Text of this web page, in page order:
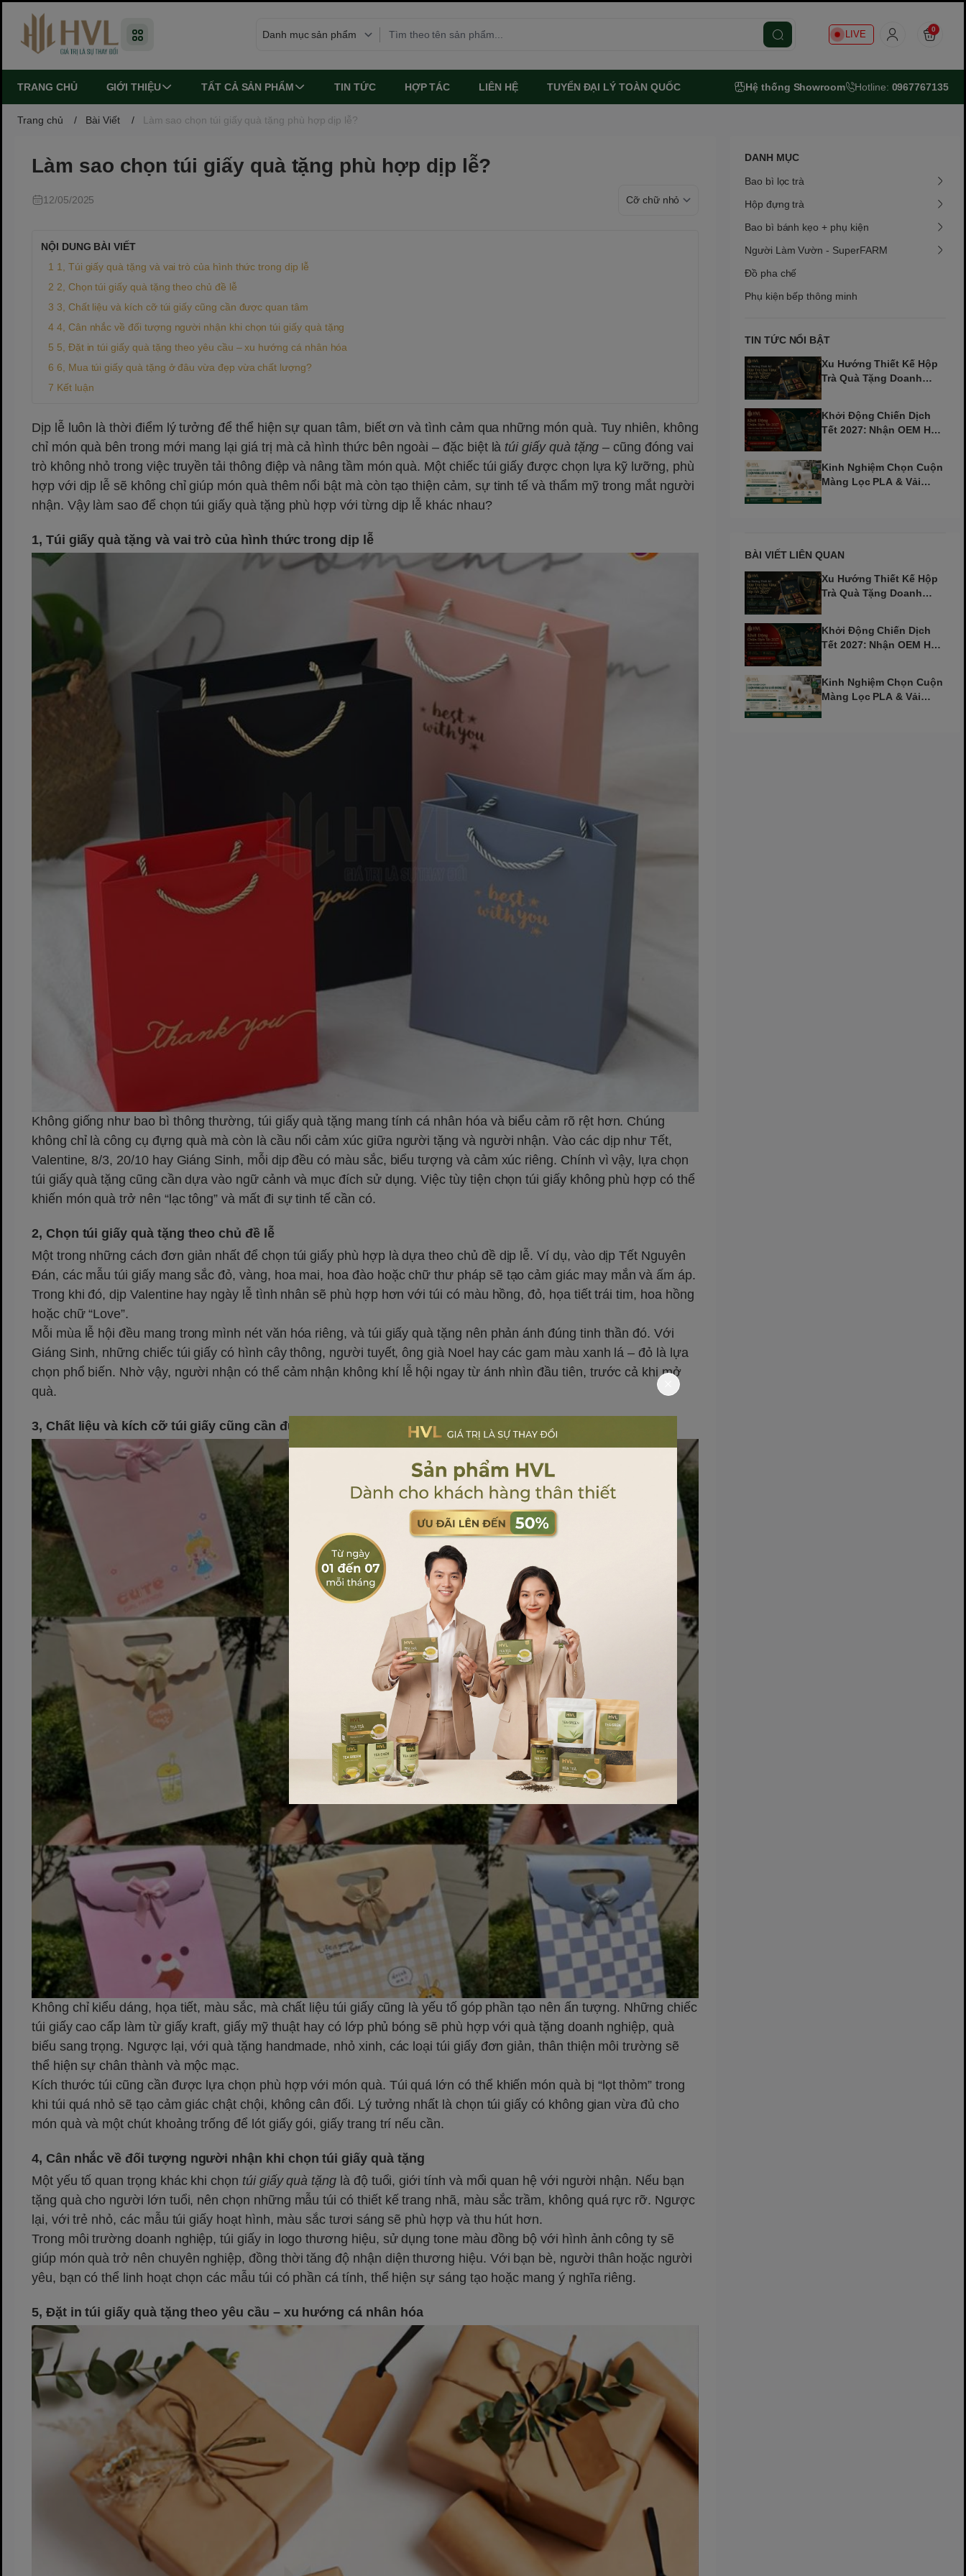
LIVE 0
TRANG CHỦ GIỚI THIỆU TẤT CẢ SẢN PHẨM TIN TỨC HỢP TÁC LIÊN HỆ TUYỂN ĐẠI LÝ TOÀN QUỐC Hệ thống Showroom Hotline: 0967767135
Trang chủ / Bài Viết / Làm sao chọn túi giấy quà tặng phù hợp dịp lễ?
Làm sao chọn túi giấy quà tặng phù hợp dịp lễ?
12/05/2025
NỘI DUNG BÀI VIẾT
1, Túi giấy quà tặng và vai trò của hình thức trong dịp lễ
2, Chọn túi giấy quà tặng theo chủ đề lễ
3, Chất liệu và kích cỡ túi giấy cũng cần được quan tâm
4, Cân nhắc về đối tượng người nhận khi chọn túi giấy quà tặng
5, Đặt in túi giấy quà tặng theo yêu cầu – xu hướng cá nhân hóa
6, Mua túi giấy quà tặng ở đâu vừa đẹp vừa chất lượng?
Kết luận
Dịp lễ luôn là thời điểm lý tưởng để thể hiện sự quan tâm, biết ơn và tình cảm qua những món quà. Tuy nhiên, không
chỉ món quà bên trong mới mang lại giá trị mà cả hình thức bên ngoài – đặc biệt là túi giấy quà tặng – cũng đóng vai
trò không nhỏ trong việc truyền tải thông điệp và nâng tầm món quà. Một chiếc túi giấy được chọn lựa kỹ lưỡng, phù
hợp với dịp lễ sẽ không chỉ giúp món quà thêm nổi bật mà còn tạo thiện cảm, sự tinh tế và thẩm mỹ trong mắt người
nhận. Vậy làm sao để chọn túi giấy quà tặng phù hợp với từng dịp lễ khác nhau?
1, Túi giấy quà tặng và vai trò của hình thức trong dịp lễ
Không giống như bao bì thông thường, túi giấy quà tặng mang tính cá nhân hóa và biểu cảm rõ rệt hơn. Chúng
không chỉ là công cụ đựng quà mà còn là cầu nối cảm xúc giữa người tặng và người nhận. Vào các dịp như Tết,
Valentine, 8/3, 20/10 hay Giáng Sinh, mỗi dịp đều có màu sắc, biểu tượng và cảm xúc riêng. Chính vì vậy, lựa chọn
túi giấy quà tặng cũng cần dựa vào ngữ cảnh và mục đích sử dụng. Việc tùy tiện chọn túi giấy không phù hợp có thể
khiến món quà trở nên “lạc tông” và mất đi sự tinh tế cần có.
2, Chọn túi giấy quà tặng theo chủ đề lễ
Một trong những cách đơn giản nhất để chọn túi giấy phù hợp là dựa theo chủ đề dịp lễ. Ví dụ, vào dịp Tết Nguyên
Đán, các mẫu túi giấy mang sắc đỏ, vàng, hoa mai, hoa đào hoặc chữ thư pháp sẽ tạo cảm giác may mắn và ấm áp.
Trong khi đó, dịp Valentine hay ngày lễ tình nhân sẽ phù hợp hơn với túi có màu hồng, đỏ, họa tiết trái tim, hoa hồng
hoặc chữ “Love”.
Mỗi mùa lễ hội đều mang trong mình nét văn hóa riêng, và túi giấy quà tặng nên phản ánh đúng tinh thần đó. Với
Giáng Sinh, những chiếc túi giấy có hình cây thông, người tuyết, ông già Noel hay các gam màu xanh lá – đỏ là lựa
chọn phổ biến. Nhờ vậy, người nhận có thể cảm nhận không khí lễ hội ngay từ ánh nhìn đầu tiên, trước cả khi mở
quà.
3, Chất liệu và kích cỡ túi giấy cũng cần được quan tâm
Không chỉ kiểu dáng, họa tiết, màu sắc, mà chất liệu túi giấy cũng là yếu tố góp phần tạo nên ấn tượng. Những chiếc
túi giấy cao cấp làm từ giấy kraft, giấy mỹ thuật hay có lớp phủ bóng sẽ phù hợp với quà tặng doanh nghiệp, quà
biếu sang trọng. Ngược lại, với quà tặng handmade, nhỏ xinh, các loại túi giấy đơn giản, thân thiện môi trường sẽ
thể hiện sự chân thành và mộc mạc.
Kích thước túi cũng cần được lựa chọn phù hợp với món quà. Túi quá lớn có thể khiến món quà bị “lọt thỏm” trong
khi túi quá nhỏ sẽ tạo cảm giác chật chội, không cân đối. Lý tưởng nhất là chọn túi giấy có không gian vừa đủ cho
món quà và một chút khoảng trống để lót giấy gói, giấy trang trí nếu cần.
4, Cân nhắc về đối tượng người nhận khi chọn túi giấy quà tặng
Một yếu tố quan trọng khác khi chọn túi giấy quà tặng là độ tuổi, giới tính và mối quan hệ với người nhận. Nếu bạn
tặng quà cho người lớn tuổi, nên chọn những mẫu túi có thiết kế trang nhã, màu sắc trầm, không quá rực rỡ. Ngược
lại, với trẻ nhỏ, các mẫu túi giấy hoạt hình, màu sắc tươi sáng sẽ phù hợp và thu hút hơn.
Trong môi trường doanh nghiệp, túi giấy in logo thương hiệu, sử dụng tone màu đồng bộ với hình ảnh công ty sẽ
giúp món quà trở nên chuyên nghiệp, đồng thời tăng độ nhận diện thương hiệu. Với bạn bè, người thân hoặc người
yêu, bạn có thể linh hoạt chọn các mẫu túi có phần cá tính, thể hiện sự sáng tạo hoặc mang ý nghĩa riêng.
5, Đặt in túi giấy quà tặng theo yêu cầu – xu hướng cá nhân hóa
DANH MỤC
Bao bì lọc trà
Hộp đựng trà
Bao bì bánh kẹo + phụ kiện
Người Làm Vườn - SuperFARM
Đồ pha chế
Phụ kiện bếp thông minh
TIN TỨC NỔI BẬT
Xu Hướng Thiết Kế Hộp
Trà Quà Tặng Doanh
Khởi Động Chiến Dịch
Tết 2027: Nhận OEM Hộp
Kinh Nghiệm Chọn Cuộn
Màng Lọc PLA & Vải
BÀI VIẾT LIÊN QUAN
Xu Hướng Thiết Kế Hộp
Trà Quà Tặng Doanh
Khởi Động Chiến Dịch
Tết 2027: Nhận OEM Hộp
Kinh Nghiệm Chọn Cuộn
Màng Lọc PLA & Vải